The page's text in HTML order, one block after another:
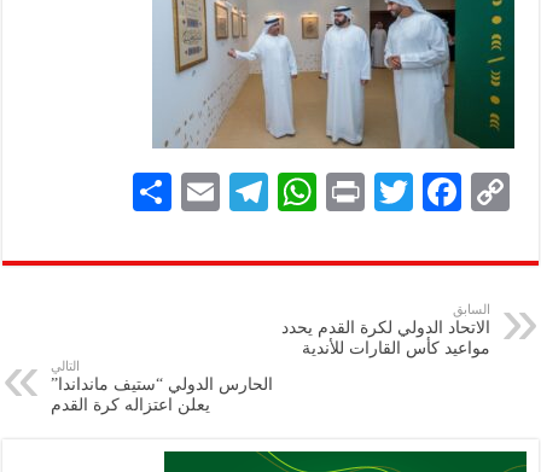
C
p
y
Li
F
eb
k
T
tt
P
nt
W
at
p
Te
gr
E
ai
ar
السابق
الاتحاد الدولي لكرة القدم يحدد
مواعيد كأس القارات للأندية
التالي
الحارس الدولي “ستيف مانداندا”
يعلن اعتزاله كرة القدم